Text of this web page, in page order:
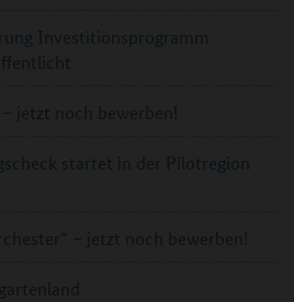
Investitionsprogramm
– jetzt noch bewerben!
startet in der Pilotregion
– jetzt noch bewerben!